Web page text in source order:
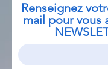
Renseignez
mail pour vous